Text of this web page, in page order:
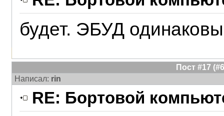
будет. ЭБУД
Пост #17
Написал: rin
RE: Бортовой